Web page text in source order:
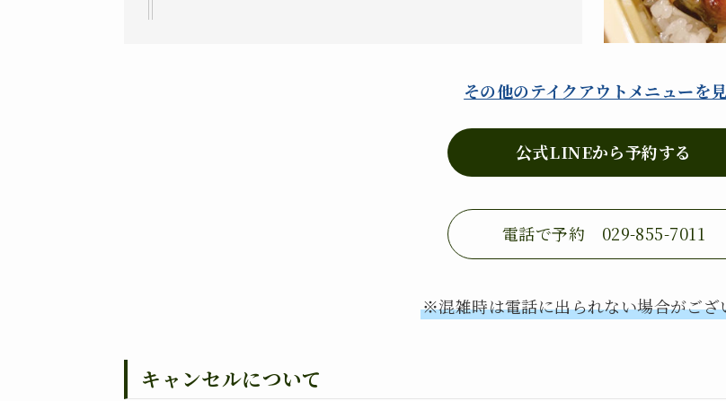
その他のテイクアウトメニューを
公式LINEから予約する
電話で予約 029-855-7011
※混雑時は電話に出られない場合がござ
キャンセルについて